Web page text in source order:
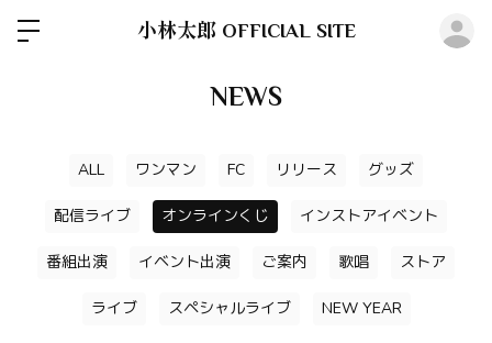
小林太郎 OFFICIAL SITE
NEWS
ALL ワンマン FC リリース グッズ
配信ライブ オンラインくじ インストアイベント
番組出演 イベント出演 ご案内 歌唱 ストア
ライブ スペシャルライブ NEW YEAR